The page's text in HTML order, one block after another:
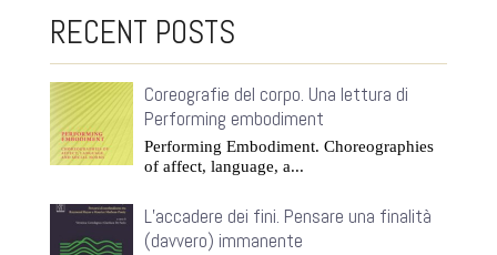
RECENT POSTS
Coreografie del corpo. Una lettura di
Performing embodiment
Performing Embodiment. Choreographies
of affect, language, a...
L’accadere dei fini. Pensare una finalità
(davvero) immanente